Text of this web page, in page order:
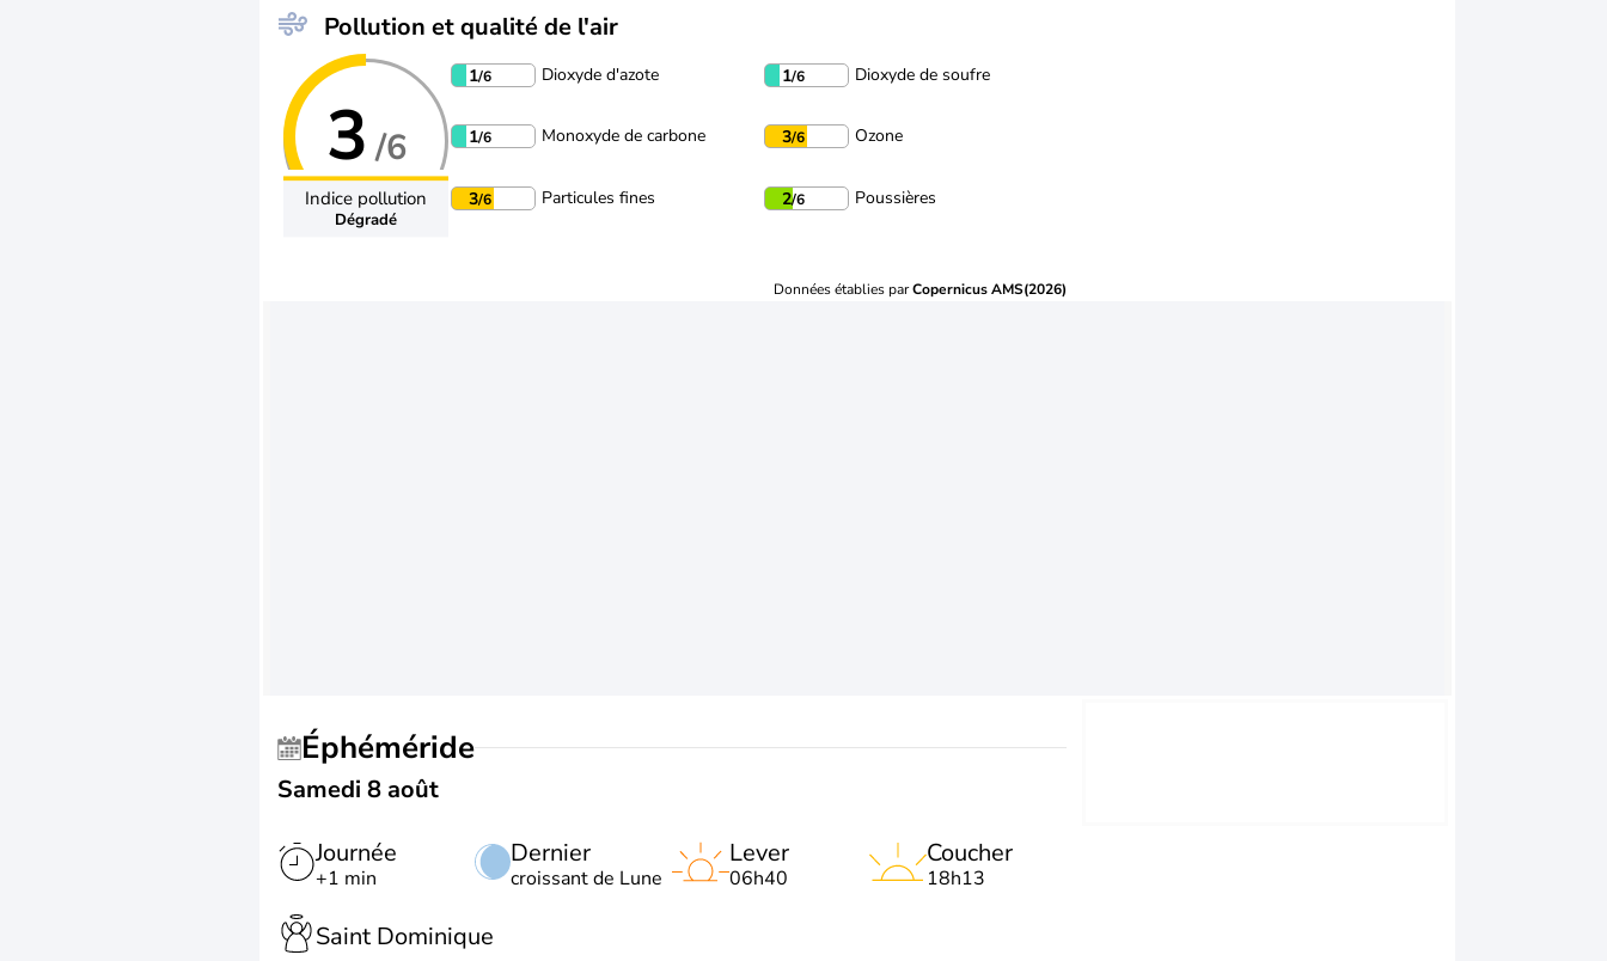
Pollution et qualité de l'air
3 /6
Indice pollution
Dégradé
1/6 Dioxyde d'azote 1/6 Dioxyde de soufre
1/6 Monoxyde de carbone 3/6 Ozone
3/6 Particules fines 2/6 Poussières
Données établies parCopernicus AMS(2026)
Éphéméride
Samedi 8 août
Journée
+1 min
Dernier
croissant de Lune
Lever
06h40
Coucher
18h13
Saint Dominique